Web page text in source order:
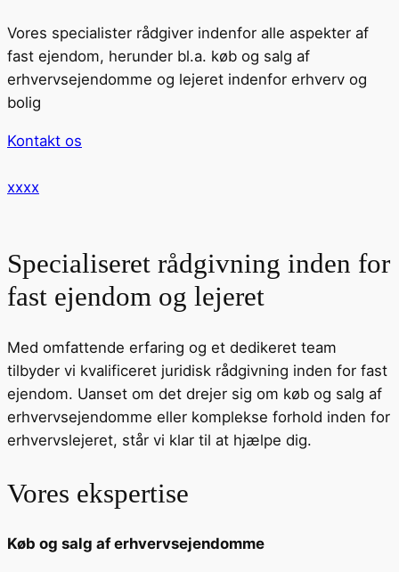
Vores specialister rådgiver indenfor alle aspekter af
fast ejendom, herunder bl.a. køb og salg af
erhvervsejendomme og lejeret indenfor erhverv og
bolig
Kontakt os
xxxx
Specialiseret rådgivning inden for
fast ejendom og lejeret
Med omfattende erfaring og et dedikeret team
tilbyder vi kvalificeret juridisk rådgivning inden for fast
ejendom. Uanset om det drejer sig om køb og salg af
erhvervsejendomme eller komplekse forhold inden for
erhvervslejeret, står vi klar til at hjælpe dig.
Vores ekspertise
Køb og salg af erhvervsejendomme